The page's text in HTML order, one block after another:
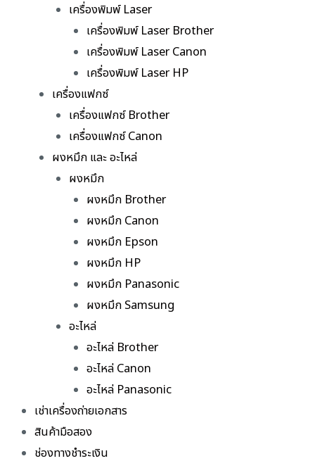
เครื่องพิมพ์ Laser
เครื่องพิมพ์ Laser Brother
เครื่องพิมพ์ Laser Canon
เครื่องพิมพ์ Laser HP
เครื่องแฟกซ์
เครื่องแฟกซ์ Brother
เครื่องแฟกซ์ Canon
ผงหมึก และ อะไหล่
ผงหมึก
ผงหมึก Brother
ผงหมึก Canon
ผงหมึก Epson
ผงหมึก HP
ผงหมึก Panasonic
ผงหมึก Samsung
อะไหล่
อะไหล่ Brother
อะไหล่ Canon
อะไหล่ Panasonic
เช่าเครื่องถ่ายเอกสาร
สินค้ามือสอง
ช่องทางชำระเงิน